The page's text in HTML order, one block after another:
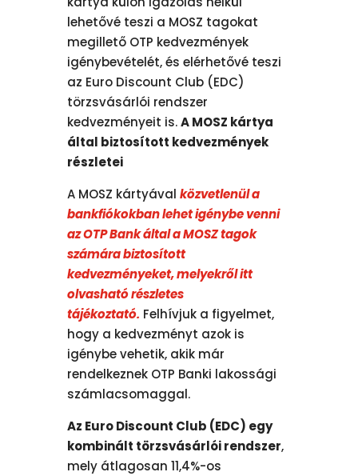
lehetővé teszi a MOSZ tagokat
megillető OTP kedvezmények
igénybevételét, és elérhetővé teszi
az Euro Discount Club (EDC)
törzsvásárlói rendszer
kedvezményeit is.A MOSZ kártya
által biztosított kedvezmények
részletei
A MOSZ kártyávalközvetlenül a
bankfiókokban lehet igénybe venni
az OTP Bank által a MOSZ tagok
számára biztosított
kedvezményeket, melyekről itt
olvasható részletes
tájékoztató. Felhívjuk a figyelmet,
hogy a kedvezményt azok is
igénybe vehetik, akik már
rendelkeznek OTP Banki lakossági
számlacsomaggal.
Az Euro Discount Club (EDC) egy
kombinált törzsvásárlói rendszer,
mely átlagosan 11,4%-os